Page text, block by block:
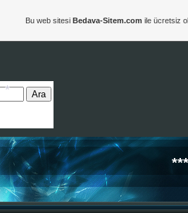
Bu web sitesi Bedava-Sitem.com ile ücretsiz
*